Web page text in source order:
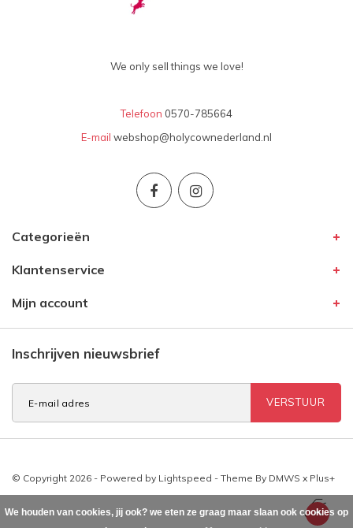
We only sell things we love!
Telefoon 0570-785664
E-mail webshop@holycownederland.nl
Categorieën
Klantenservice
Mijn account
Inschrijven nieuwsbrief
VERSTUUR
© Copyright 2026 - Powered by Lightspeed - Theme By DMWS x Plus+
We houden van cookies, jij ook? we eten ze graag maar slaan ook cookies op